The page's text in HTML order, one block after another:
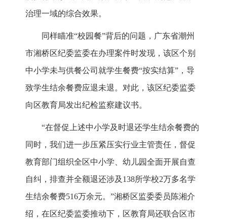
治理一域的综合效果。
同样瞄准“校园餐”背后的问题，广东省潮州
市湘桥区纪委监委在办理案件时发现，该区个别
中小学未与供餐公司就学生餐费“按实结算”，导
致学生结余餐费应退未退。对此，该区纪委监委
向区教育局发出纪检监察建议书。
“在督促上述中小学及时退还学生结余餐费的
同时，我们进一步压紧压实行业主管责任，督促
教育部门组织全区中小学、幼儿园全面开展自查
自纠，排查并全额退还涉及138所学校2万多名学
生结余餐费516万余元。”湘桥区监委委员陈湘介
绍，在区纪委监委推动下，区教育局还联合区市